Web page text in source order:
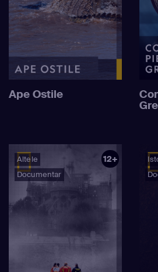
Ape Ostile
Altele
Documentar
12+